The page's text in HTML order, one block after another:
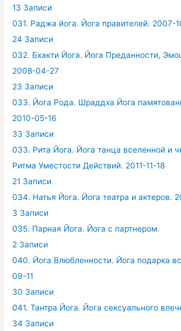
13 Записи
031. Раджа йога. Йога правителей. 2007-
24 Записи
032. Бхакти Йога. Йога Преданности,
2008-04-27
23 Записи
033. Йога Рода. Шраддха Йога
2010-05-16
33 Записи
033. Рита Йога. Йога танца вселенной и
Ритма Уместости Действий. 2011-11-18
21 Записи
034. Натья Йога. Йога театра и актеров.
3 Записи
035. Парная Йога. Йога с партнером.
2 Записи
040. Йога Влюбленности. Йога подарка
09-11
30 Записи
041. Тантра Йога. Йога сексуального
34 Записи